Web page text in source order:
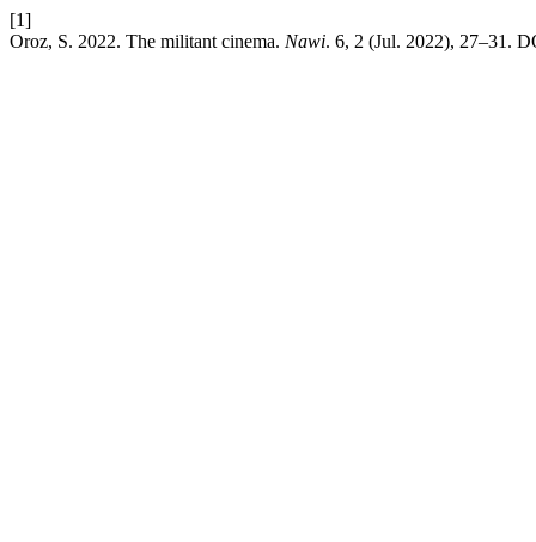
[1]
Oroz, S. 2022. The militant cinema. Nawi. 6, 2 (Jul. 2022), 27–31.